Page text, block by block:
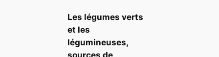
Les légumes verts
et les
légumineuses,